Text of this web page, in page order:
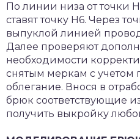
По линии низа от точки
ставят точку Н6. Через
выпуклой линией
Далее проверяют
необходимости
снятым меркам с учетом
облегание. Внося в
брюк соответствующие
получить выкройку